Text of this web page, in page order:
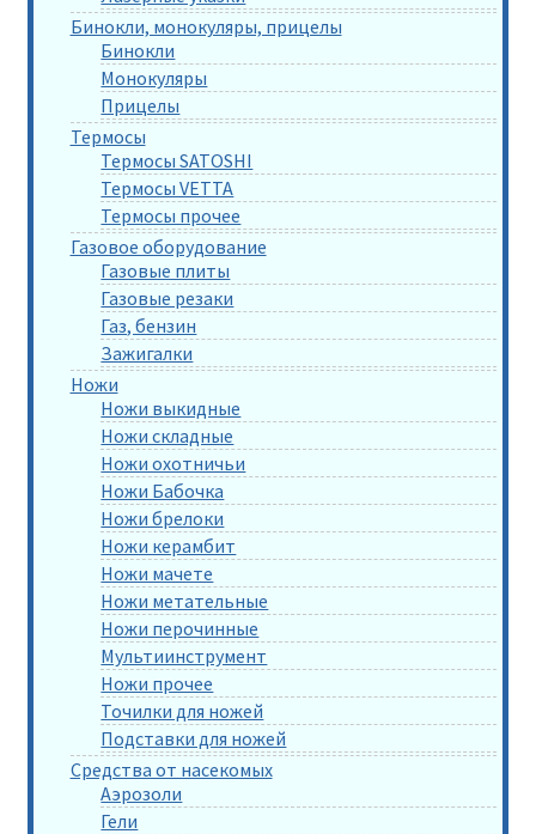
Бинокли, монокуляры, прицелы
Бинокли
Монокуляры
Прицелы
Термосы
Термосы SATOSHI
Термосы VETTA
Термосы прочее
Газовое оборудование
Газовые плиты
Газовые резаки
Газ, бензин
Зажигалки
Ножи
Ножи выкидные
Ножи складные
Ножи охотничьи
Ножи Бабочка
Ножи брелоки
Ножи керамбит
Ножи мачете
Ножи метательные
Ножи перочинные
Мультиинструмент
Ножи прочее
Точилки для ножей
Подставки для ножей
Средства от насекомых
Аэрозоли
Гели